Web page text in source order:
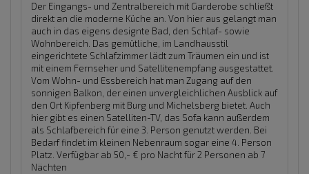
Der Eingangs- und Zentralbereich mit Garderobe schließt
direkt an die moderne Küche an. Von hier aus gelangt man
auch in das eigens designte Bad, den Schlaf- sowie
Wohnbereich. Das gemütliche, im Landhausstil
eingerichtete Schlafzimmer lädt zum Träumen ein und ist
mit einem Fernseher und Satellitenempfang ausgestattet.
Vom Wohn- und Essbereich hat man Zugang auf den
sonnigen Balkon, der einen unvergleichlichen Ausblick auf
den Ort Kipfenberg mit Burg und Michelsberg bietet. Auch
hier gibt es einen Satelliten-TV, das Sofa kann außerdem
als Schlafbereich für eine 3. Person genutzt werden. Bei
Bedarf findet im kleinen Nebenraum sogar eine 4. Person
Platz. Verfügbar ab 50,- € pro Nacht für 2 Personen ab 7
Nächten